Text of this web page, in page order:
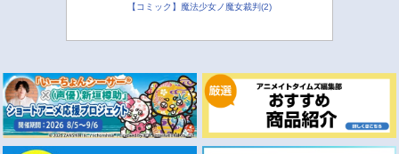
【コミック】魔法少女ノ魔女裁判(2)